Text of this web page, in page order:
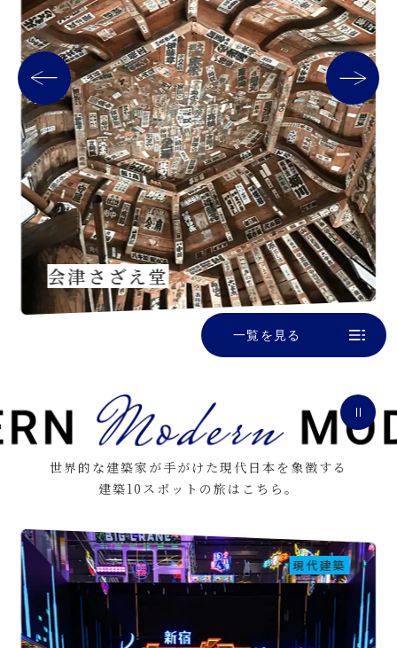
会津さざえ堂
一覧を見る
世界的な建築家が手がけた現代日本を象徴する
建築10スポットの旅はこちら。
現代建築